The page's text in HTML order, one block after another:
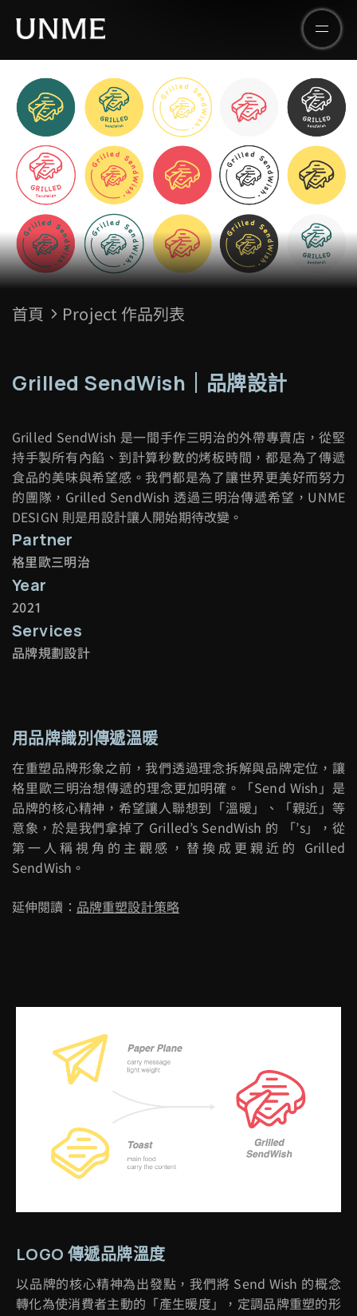
首頁 Project 作品列表
Grilled SendWish｜品牌設計
Grilled SendWish 是一間手作三明治的外帶專賣店，從堅
持手製所有內餡、到計算秒數的烤板時間，都是為了傳遞
食品的美味與希望感。我們都是為了讓世界更美好而努力
的團隊，Grilled SendWish 透過三明治傳遞希望，UNME
DESIGN 則是用設計讓人開始期待改變。
Partner
格里歐三明治
Year
2021
Services
品牌規劃設計
用品牌識別傳遞溫暖
在重塑品牌形象之前，我們透過理念拆解與品牌定位，讓
格里歐三明治想傳遞的理念更加明確。「Send Wish」是
品牌的核心精神，希望讓人聯想到「溫暖」、「親近」等
意象，於是我們拿掉了 Grilled’s SendWish 的 「’s」，從
第一人稱視角的主觀感，替換成更親近的 Grilled
SendWish。
延伸閱讀： 品牌重塑設計策略
LOGO 傳遞品牌溫度
以品牌的核心精神為出發點，我們將 Send Wish 的概念
轉化為使消費者主動的「產生暖度」，定調品牌重塑的形